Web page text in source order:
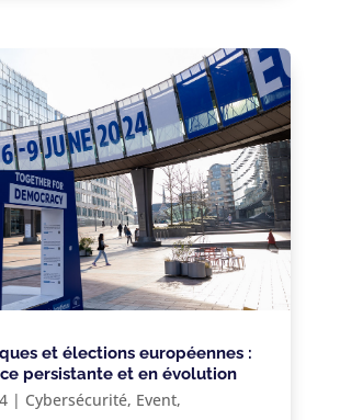
et élections européennes :
persistante et en évolution
| Cybersécurité, Event,